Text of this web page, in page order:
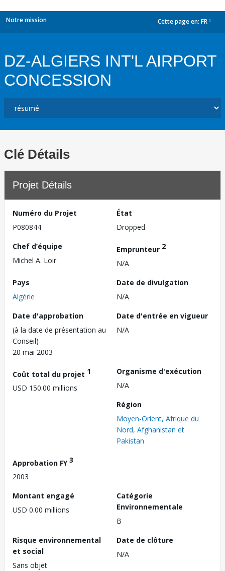
Notre mission Cette page en: FR
DZ-ALGIERS INT'L AIRPORT
CONCESSION
Clé Détails
Projet Détails
Numéro du Projet
P080844
État
Dropped
Chef d’équipe
Michel A. Loir
Emprunteur 2
N/A
Pays
Algérie
Date de divulgation
N/A
Date d'approbation
(à la date de présentation au
Conseil)
20 mai 2003
Date d'entrée en vigueur
N/A
Coût total du projet 1
USD 150.00 millions
Organisme d'exécution
N/A
Région
Moyen-Orient, Afrique du
Nord, Afghanistan et
Pakistan
Approbation FY3
2003
Montant engagé
USD 0.00 millions
Catégorie
Environnementale
B
Risque environnemental
et social
Sans objet
Date de clôture
N/A